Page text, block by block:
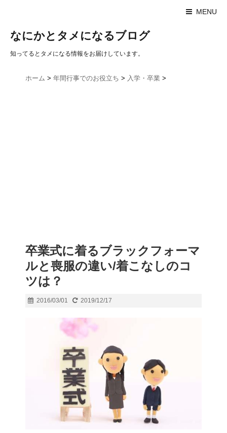
MENU
なにかとタメになるブログ
知ってるとタメになる情報をお届けしています。
ホーム > 年間行事でのお役立ち > 入学・卒業 >
卒業式に着るブラックフォーマ
ルと喪服の違い/着こなしのコ
ツは？
2016/03/01 2019/12/17